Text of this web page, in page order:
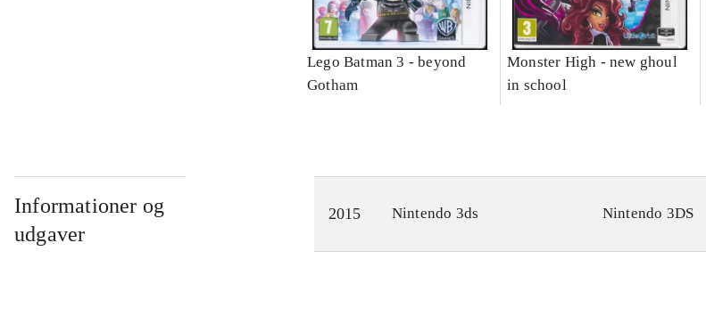
Lego Batman 3 - beyond
Gotham
Monster High - new ghoul
in school
Informationer og
udgaver
2015 Nintendo 3ds Nintendo 3DS